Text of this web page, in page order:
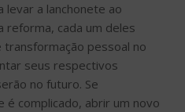
levar a lanchonete ao
reforma, cada um deles
pessoal no
seus respectivos
no futuro. Se
complicado, abrir um novo